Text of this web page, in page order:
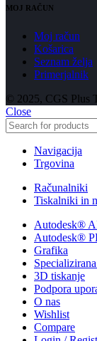
MOJ RAČUN
Moj račun
Košarica
Seznam želja
Primerjalnik
© 2025, CGS Plus
Close
Navigacija
Trgovina
Računalniki
Tiskalniki in
Autodesk®
Autodesk®
Grafika
3D tiskanje
Podpora
O nas
Wishlist
Compare